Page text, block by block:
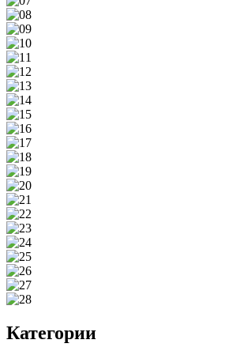
Категории